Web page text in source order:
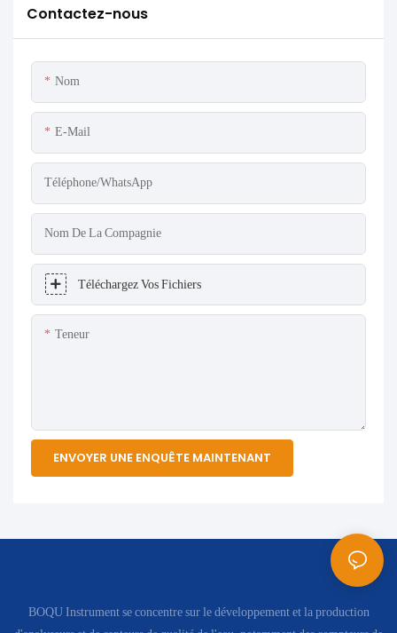
Contactez-nous
Nom
E-Mail
Téléphone/WhatsApp
Nom De La Compagnie
Téléchargez Vos Fichiers
Teneur
ENVOYER UNE ENQUÊTE MAINTENANT
BOQU Instrument se concentre sur le développement et la production